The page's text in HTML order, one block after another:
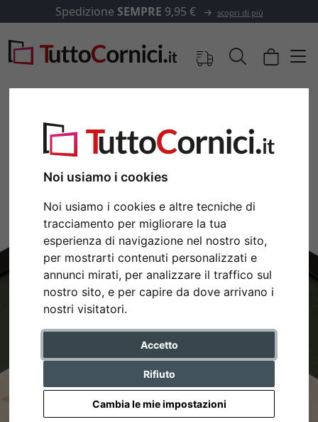
Noi usiamo i cookies
Noi usiamo i cookies e altre tecniche di
tracciamento per migliorare la tua
esperienza di navigazione nel nostro sito,
per mostrarti contenuti personalizzati e
annunci mirati, per analizzare il traffico sul
nostro sito, e per capire da dove arrivano i
nostri visitatori.
Accetto
Rifiuto
Cambia le mie impostazioni
Spedizione SEMPRE 9,95 € scopri di più
Indietro